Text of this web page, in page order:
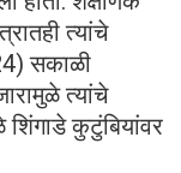
त्यांचे
सकाळी
त्यांचे
शिंगाडे कुटुंबियांवर